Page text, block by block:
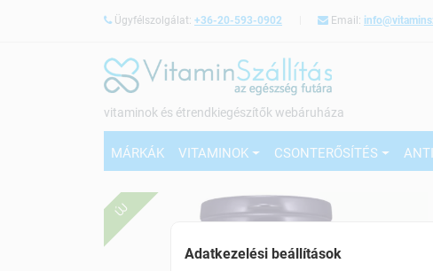
Ügyfélszolgálat: +36-20-593-0902 Email:
vitaminok és étrendkiegészítők webáruháza
MÁRKÁK VITAMINOK CSONTERŐSÍTÉS
ÚJ
Adatkezelési beállítások